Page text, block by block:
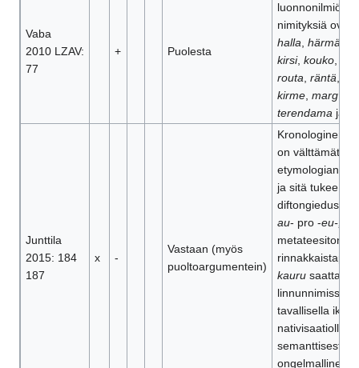
Vaba
2010 LZAV:
77
+ Puolesta
nimityksiä ovat
halla härmä
kirsi, kouko,
routa räntä
kirme, marg,
terendama ja
Junttila
2015: 184
187
x -
Vastaan (myös
puoltoargumentein)
Kronologinen
on välttämätön
etymologian
ja sitä tukee
diftongiedustus
au- pro -eu-;
metateesiton
kaurusaattaa
linnunnimissä
tavallisella
nativisaatiolla;
semanttisesti
ongelmallinen